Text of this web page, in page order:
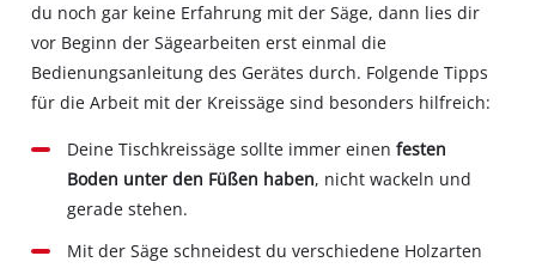
du noch gar keine Erfahrung mit der Säge, dann lies dir
vor Beginn der Sägearbeiten erst einmal die
Bedienungsanleitung des Gerätes durch. Folgende Tipps
für die Arbeit mit der Kreissäge sind besonders hilfreich:
Deine Tischkreissäge sollte immer einenfesten
Boden unter den Füßen haben, nicht wackeln und
gerade stehen.
Mit der Säge schneidest du verschiedene Holzarten